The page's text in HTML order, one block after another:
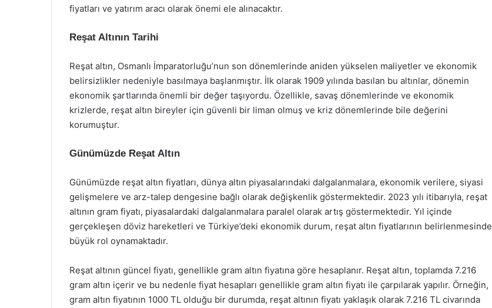
fiyatları ve yatırım aracı olarak önemi ele alınacaktır.
Reşat Altının Tarihi
Reşat altın, Osmanlı İmparatorluğu’nun son dönemlerinde aniden yükselen maliyetler ve ekonomik
belirsizlikler nedeniyle basılmaya başlanmıştır. İlk olarak 1909 yılında basılan bu altınlar, dönemin
ekonomik şartlarında önemli bir değer taşıyordu. Özellikle, savaş dönemlerinde ve ekonomik
krizlerde, reşat altın bireyler için güvenli bir liman olmuş ve kriz dönemlerinde bile değerini
korumuştur.
Günümüzde Reşat Altın
Günümüzde reşat altın fiyatları, dünya altın piyasalarındaki dalgalanmalara, ekonomik verilere, siyasi
gelişmelere ve arz-talep dengesine bağlı olarak değişkenlik göstermektedir. 2023 yılı itibarıyla, reşat
altının gram fiyatı, piyasalardaki dalgalanmalara paralel olarak artış göstermektedir. Yıl içinde
gerçekleşen döviz hareketleri ve Türkiye’deki ekonomik durum, reşat altın fiyatlarının belirlenmesinde
büyük rol oynamaktadır.
Reşat altının güncel fiyatı, genellikle gram altın fiyatına göre hesaplanır. Reşat altın, toplamda 7.216
gram altın içerir ve bu nedenle fiyat hesapları genellikle gram altın fiyatı ile çarpılarak yapılır. Örneğin,
gram altın fiyatının 1000 TL olduğu bir durumda, reşat altının fiyatı yaklaşık olarak 7.216 TL civarında